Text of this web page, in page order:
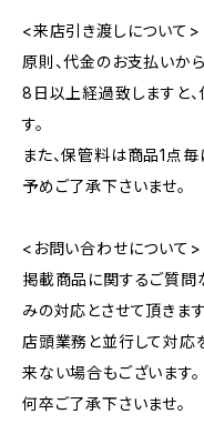
<来店引き渡しについて>
原則、代金のお支払いか
8日以上経過致しますと
す。
また、保管料は商品1点毎
予めご了承下さいませ。
<お問い合わせについて>
掲載商品に関するご質問
みの対応とさせて頂きます
店頭業務と並行して対応
来ない場合もございます。
何卒ご了承下さいませ。